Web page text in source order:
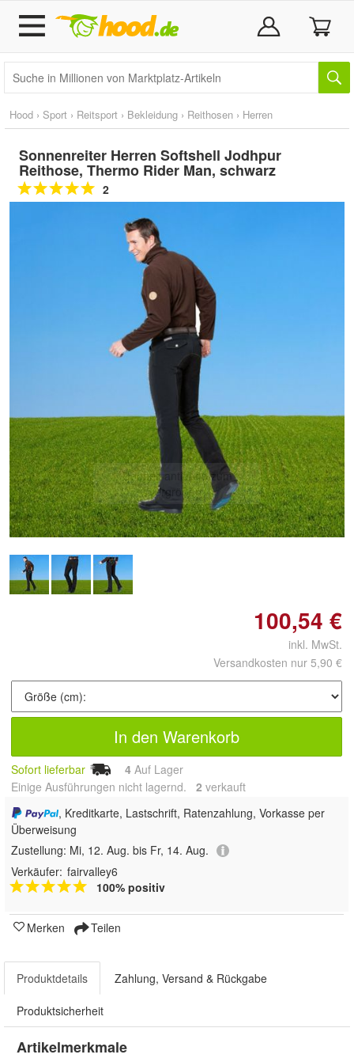
Hood › Sport › Reitsport › Bekleidung › Reithosen › Herren
Sonnenreiter Herren Softshell Jodhpur
Reithose, Thermo Rider Man, schwarz
2
Doppelt antippen zum
vergrößern
100,54 €
inkl. MwSt.
Versandkosten nur 5,90 €
In den Warenkorb
Sofort lieferbar 4 Auf Lager
Einige Ausführungen nicht lagernd. 2 verkauft
, Kreditkarte, Lastschrift, Ratenzahlung, Vorkasse per
Überweisung
Zustellung: Mi, 12. Aug. bis Fr, 14. Aug.
Verkäufer: fairvalley6
100% positiv
Merken Teilen
Produktdetails Zahlung, Versand & Rückgabe
Produktsicherheit
Artikelmerkmale